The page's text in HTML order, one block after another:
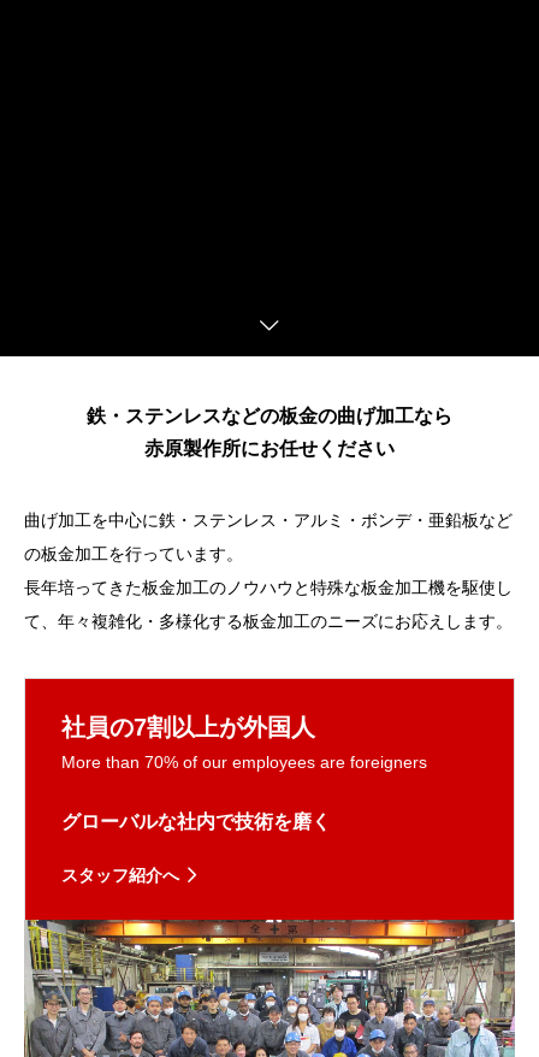
鉄・ステンレスなどの板金の曲げ加工なら
赤原製作所にお任せください
曲げ加工を中心に鉄・ステンレス・アルミ・ボンデ・亜鉛板など
の板金加工を行っています。
長年培ってきた板金加工のノウハウと特殊な板金加工機を駆使し
て、年々複雑化・多様化する板金加工のニーズにお応えします。
社員の7割以上が外国人
More than 70% of our employees are foreigners
グローバルな社内で技術を磨く
スタッフ紹介へ